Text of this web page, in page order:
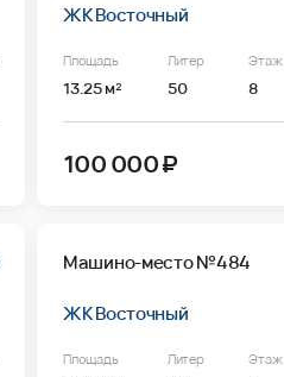
ЖК Восточный
Площадь
13.25 м²
Литер
50
Этаж
8
100 000 ₽
Машино-место №484
ЖК Восточный
Площадь Литер Этаж